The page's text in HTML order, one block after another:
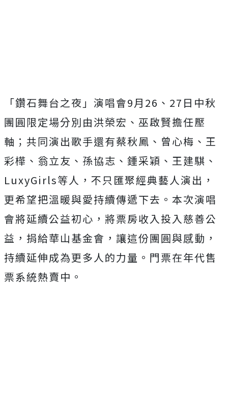
「鑽石舞台之夜」演唱會9月 26 、 27 日中秋
團圓限定場分別由洪榮宏、巫啟賢擔任壓
軸；共同演出歌手還有蔡秋鳳、曾心梅、王
彩樺、翁立友、孫協志、鍾采穎、王建騏、
LuxyGirls等人，不只匯聚經典藝人演出，
更希望把溫暖與愛持續傳遞下去。本次演唱
會將延續公益初心，將票房收入投入慈善公
益，捐給華山基金會，讓這份團圓與感動，
持續延伸成為更多人的力量。門票在年代售
票系統熱賣中。